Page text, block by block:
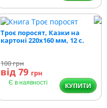
Троє поросят, Казки на
картоні 220х160 мм, 12 с.
100грн
від 79 грн
Є в наявності КУПИТИ